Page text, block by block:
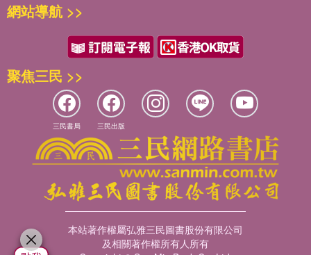
網站導航 >>
聚焦三民 >>
三民書局 三民出版
本站著作權屬弘雅三民圖書股份有限公司
及相關著作權所有人所有